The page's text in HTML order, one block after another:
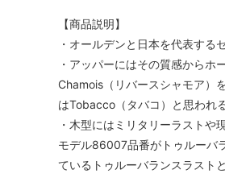
【商品説明】
・オールデンと日本を代表する
・アッパーにはその質感から
Chamois（リバースシャモア）
はTobacco（タバコ）と思われ
・木型にはミリタリーラスト
モデル86007品番がトゥルーバ
ているトゥルーバランスラスト